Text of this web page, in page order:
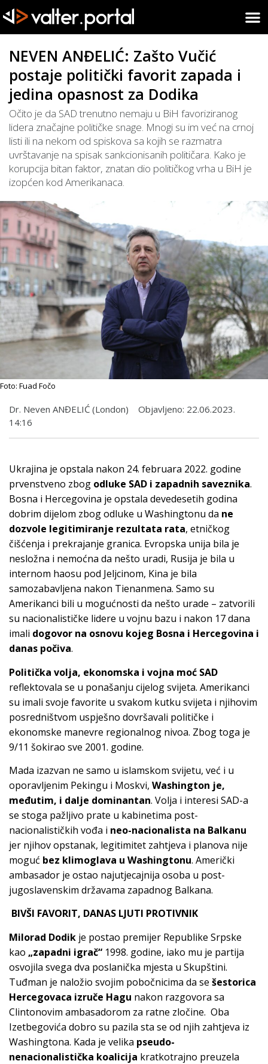
NEVEN ANĐELIĆ: Zašto Vučić
postaje politički favorit zapada i
jedina opasnost za Dodika
Očito je da SAD trenutno nemaju u BiH favoriziranog
lidera značajne političke snage. Mnogi su im već na crnoj
listi ili na nekom od spiskova sa kojih se razmatra
uvrštavanje na spisak sankcionisanih političara. Kako je
korupcija bitan faktor, znatan dio političkog vrha u BiH je
izopćen kod Amerikanaca.
Foto: Fuad Fočo
Dr. Neven ANĐELIĆ (London) Objavljeno: 22.06.2023.
14:16
Ukrajina je opstala nakon 24. februara 2022. godine
prvenstveno zbog odluke SAD i zapadnih saveznika.
Bosna i Hercegovina je opstala devedesetih godina
dobrim dijelom zbog odluke u Washingtonu da ne
dozvole legitimiranje rezultata rata, etničkog
čišćenja i prekrajanje granica. Evropska unija bila je
nesložna i nemoćna da nešto uradi, Rusija je bila u
internom haosu pod Jeljcinom, Kina je bila
samozabavljena nakon Tienanmena. Samo su
Amerikanci bili u mogućnosti da nešto urade – zatvorili
su nacionalističke lidere u vojnu bazu i nakon 17 dana
imali dogovor na osnovu kojeg Bosna i Hercegovina i
danas počiva.
Politička volja, ekonomska i vojna moć SAD
reflektovala se u ponašanju cijelog svijeta. Amerikanci
su imali svoje favorite u svakom kutku svijeta i njihovim
posredništvom uspješno dovršavali političke i
ekonomske manevre regionalnog nivoa. Zbog toga je
9/11 šokirao sve 2001. godine.
Mada izazvan ne samo u islamskom svijetu, već i u
oporavljenim Pekingu i Moskvi, Washington je,
međutim, i dalje dominantan. Volja i interesi SAD-a
se stoga pažljivo prate u kabinetima post-
nacionalističkih vođa i neo-nacionalista na Balkanu
jer njihov opstanak, legitimitet zahtjeva i planova nije
moguć bez klimoglava u Washingtonu. Američki
ambasador je ostao najutjecajnija osoba u post-
jugoslavenskim državama zapadnog Balkana.
BIVŠI FAVORIT, DANAS LJUTI PROTIVNIK
Milorad Dodik je postao premijer Republike Srpske
kao „zapadni igrač“ 1998. godine, iako mu je partija
osvojila svega dva poslanička mjesta u Skupštini.
Tuđman je naložio svojim pobočnicima da se šestorica
Hercegovaca izruče Hagu nakon razgovora sa
Clintonovim ambasadorom za ratne zločine. Oba
Izetbegovića dobro su pazila sta se od njih zahtjeva iz
Washingtona. Kada je velika pseudo-
nenacionalistička koalicija kratkotrajno preuzela